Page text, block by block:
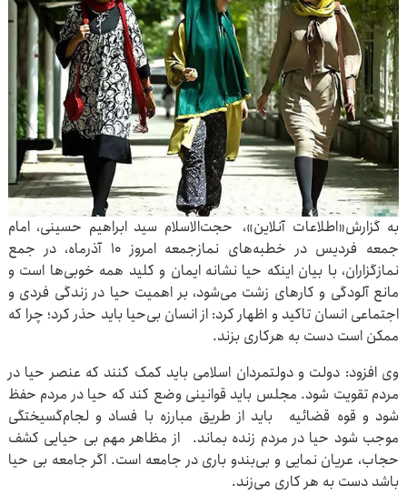
به گزارش«اطلاعات آنلاین»، حجت‌الاسلام سید ابراهیم حسینی، امام
جمعه فردیس در خطبه‌های نمازجمعه امروز ۱۰ آذرماه، در جمع
نمازگزاران، با بیان اینکه حیا نشانه ایمان و کلید همه خوبی‌ها است و
مانع آلودگی و کارهای زشت می‌شود، بر اهمیت حیا در زندگی فردی و
اجتماعی انسان تاکید و اظهار کرد: از انسان بی‌حیا باید حذر کرد؛ چرا که
ممکن است دست به هرکاری بزند.
وی افزود: دولت و دولتمردان اسلامی باید کمک کنند که عنصر حیا در
مردم تقویت شود. مجلس باید قوانینی وضع کند که حیا در مردم حفظ
شود و قوه قضائیه باید از طریق مبارزه با فساد و لجام‌گسیختگی
موجب شود حیا در مردم زنده بماند. از مظاهر مهم بی حیایی کشف
حجاب، عریان نمایی و بی‌بندو باری در جامعه است. اگر جامعه بی حیا
باشد دست به هر کاری می‌زند.